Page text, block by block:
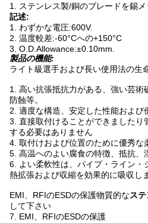
1. ステンレス製/銅のブレードを錫
記述:
1. わずかな電圧:600V.
2. 温度較差:-60°Cへの+150°C
3. O.D.Allowance:±0.10mm.
製品の機能:
ライト級選手および長い使用法の生
1. 高い抗張抵抗力がある、強い芸術
防蝕等。
2. 適度な構造、安定した性能および
3. 直接取付けることができましたり
する必要はありません
4. 取付けおよび位置のために優秀な
5. 高温へのよい腐食の特徴、抵抗、
6. よい柔軟性は、パイプ・ライン・
熱拡張および収縮を効果的に吸収し
EMI、RFIのESDの保護物質的なス
して下さい
7. EMI、RFIのESDの保護